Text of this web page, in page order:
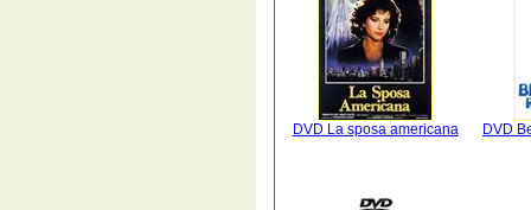
DVD La sposa americana DVD